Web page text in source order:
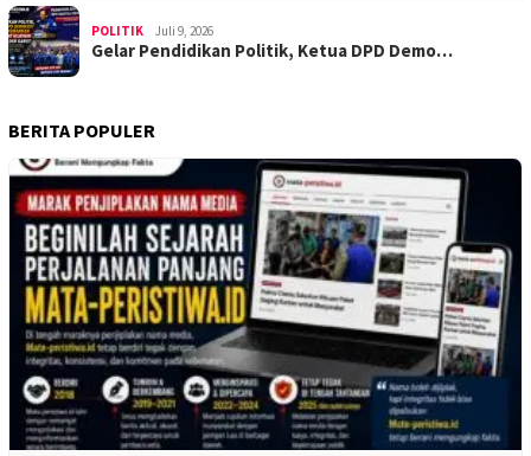
POLITIK Juli 9, 2026
Gelar Pendidikan Politik, Ketua DPD Demo…
BERITA POPULER